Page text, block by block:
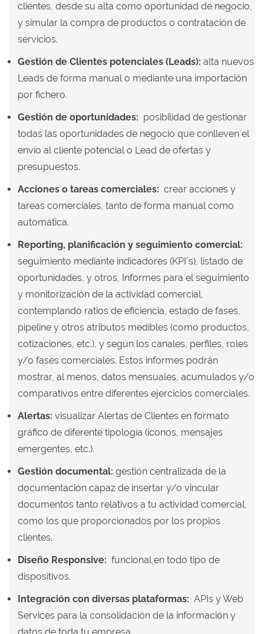
clientes, desde su alta como oportunidad de negocio,
y simular la compra de productos o contratación de
servicios.
Gestión de Clientes potenciales (Leads): alta nuevos
Leads de forma manual o mediante una importación
por fichero.
Gestión de oportunidades: posibilidad de gestionar
todas las oportunidades de negocio que conlleven el
envío al cliente potencial o Lead de ofertas y
presupuestos.
Acciones o tareas comerciales: crear acciones y
tareas comerciales, tanto de forma manual como
automática.
Reporting, planificación y seguimiento comercial:
seguimiento mediante indicadores (KPI´s), listado de
oportunidades, y otros, Informes para el seguimiento
y monitorización de la actividad comercial,
contemplando ratios de eficiencia, estado de fases,
pipeline y otros atributos medibles (como productos,
cotizaciones, etc.), y según los canales, perfiles, roles
y/o fases comerciales. Estos informes podrán
mostrar, al menos, datos mensuales, acumulados y/o
comparativos entre diferentes ejercicios comerciales.
Alertas: visualizar Alertas de Clientes en formato
gráfico de diferente tipología (iconos, mensajes
emergentes, etc.).
Gestión documental: gestión centralizada de la
documentación capaz de insertar y/o vincular
documentos tanto relativos a tu actividad comercial,
como los que proporcionados por los propios
clientes.
Diseño Responsive: funcional en todo tipo de
dispositivos.
Integración con diversas plataformas: APIs y Web
Services para la consolidación de la información y